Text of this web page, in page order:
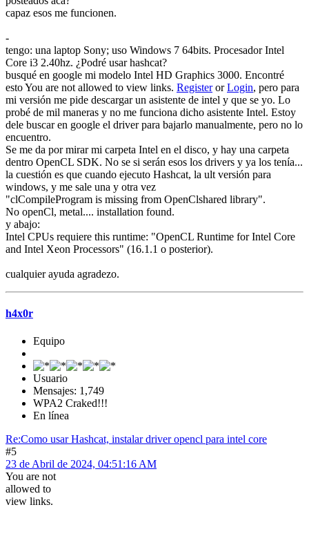
capaz esos me funcionen.
-
tengo: una laptop Sony; uso Windows 7 64bits. Procesador Intel
Core i3 2.40hz. ¿Podré usar hashcat?
busqué en google mi modelo Intel HD Graphics 3000. Encontré
esto You are not allowed to view links. RegisterorLogin, pero para
mi versión me pide descargar un asistente de intel y que se yo. Lo
probé de mil maneras y no me funciona dicho asistente Intel. Estoy
dele buscar en google el driver para bajarlo manualmente, pero no lo
encuentro.
Se me da por mirar mi carpeta Intel en el disco, y hay una carpeta
dentro OpenCL SDK. No se si serán esos los drivers y ya los tenía...
la cuestión es que cuando ejecuto Hashcat, la ult versión para
windows, y me sale una y otra vez
"clCompileProgram is missing from OpenClshared library".
No openCl, metal.... installation found.
y abajo:
Intel CPUs requiere this runtime: "OpenCL Runtime for Intel Core
and Intel Xeon Processors" (16.1.1 o posterior).
cualquier ayuda agradezo.
h4x0r
Equipo
Usuario
Mensajes: 1,749
WPA2 Craked!!!
En línea
Re:Como usar Hashcat, instalar driver opencl para intel core
#5
23 de Abril de 2024, 04:51:16 AM
You are not
allowed to
view links.